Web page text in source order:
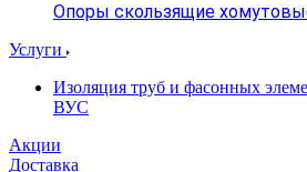
Опоры скользящие
Услуги
Изоляция труб и фасонных
ВУС
Акции
Доставка